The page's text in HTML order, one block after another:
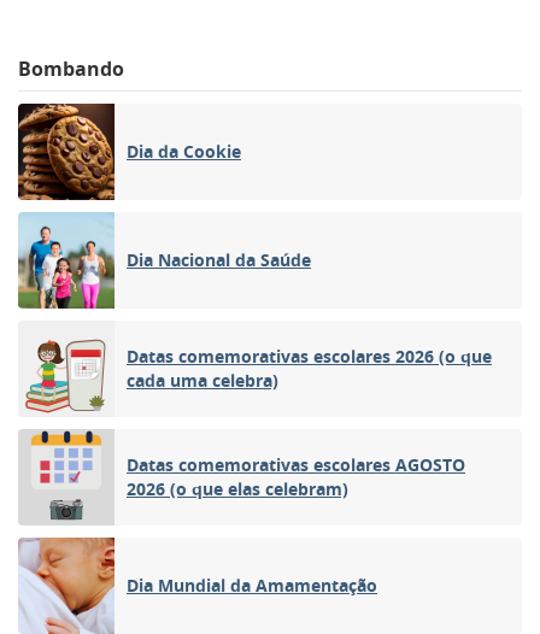
Bombando
Dia da Cookie
Dia Nacional da Saúde
Datas comemorativas escolares 2026 (o que
cada uma celebra)
Datas comemorativas escolares AGOSTO
2026 (o que elas celebram)
Dia Mundial da Amamentação